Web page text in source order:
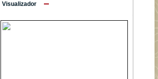
Visualizador